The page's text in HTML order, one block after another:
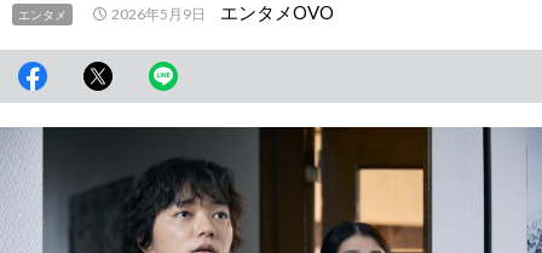
エンタメ 2026年5月9日 エンタメOVO